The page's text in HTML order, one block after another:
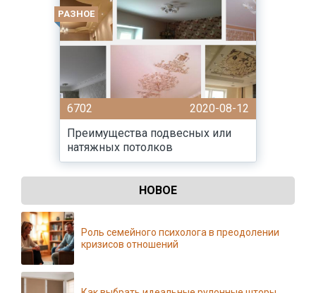
РАЗНОЕ
6702
2020-08-12
Преимущества подвесных или
натяжных потолков
НОВОЕ
Роль семейного психолога в преодолении
кризисов отношений